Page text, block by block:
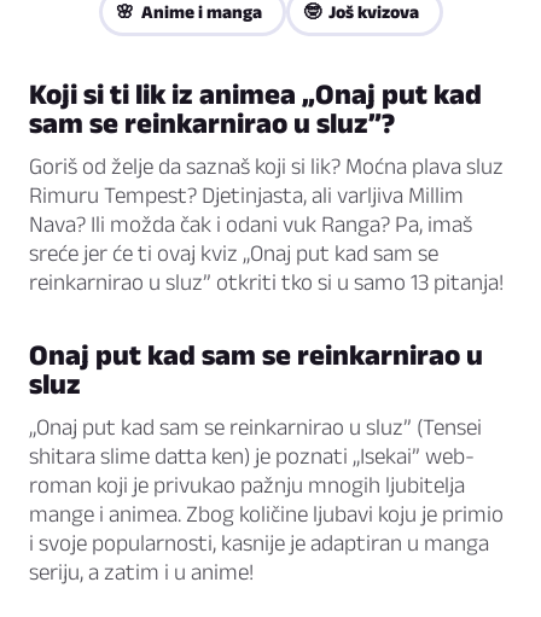
🌸 Anime i manga 🤓 Još kvizova
Koji si ti lik iz animea „Onaj put kad
sam se reinkarnirao u sluz”?
Goriš od želje da saznaš koji si lik? Moćna plava sluz
Rimuru Tempest? Djetinjasta, ali varljiva Millim
Nava? Ili možda čak i odani vuk Ranga? Pa, imaš
sreće jer će ti ovaj kviz „Onaj put kad sam se
reinkarnirao u sluz” otkriti tko si u samo 13 pitanja!
Onaj put kad sam se reinkarnirao u
sluz
„Onaj put kad sam se reinkarnirao u sluz” (Tensei
shitara slime datta ken) je poznati „Isekai” web-
roman koji je privukao pažnju mnogih ljubitelja
mange i animea. Zbog količine ljubavi koju je primio
i svoje popularnosti, kasnije je adaptiran u manga
seriju, a zatim i u anime!